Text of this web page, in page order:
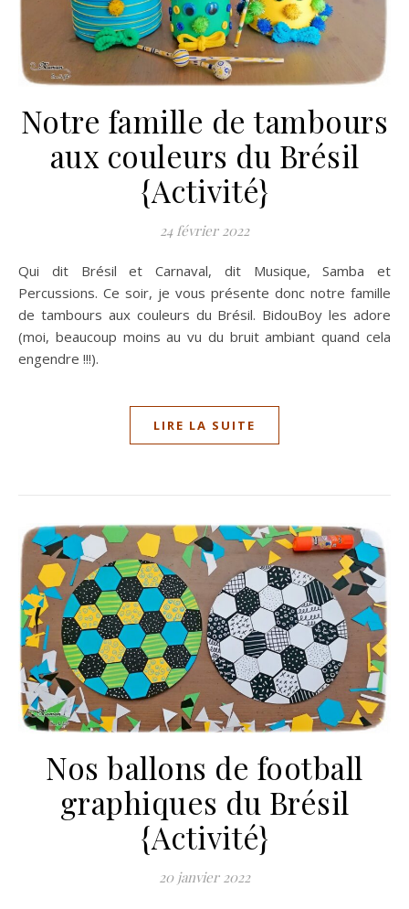
Notre famille de tambours
aux couleurs du Brésil
{Activité}
24 février 2022
Qui dit Brésil et Carnaval, dit Musique, Samba et
Percussions. Ce soir, je vous présente donc notre famille
de tambours aux couleurs du Brésil. BidouBoy les adore
(moi, beaucoup moins au vu du bruit ambiant quand cela
engendre !!!).
LIRE LA SUITE
Nos ballons de football
graphiques du Brésil
{Activité}
20 janvier 2022